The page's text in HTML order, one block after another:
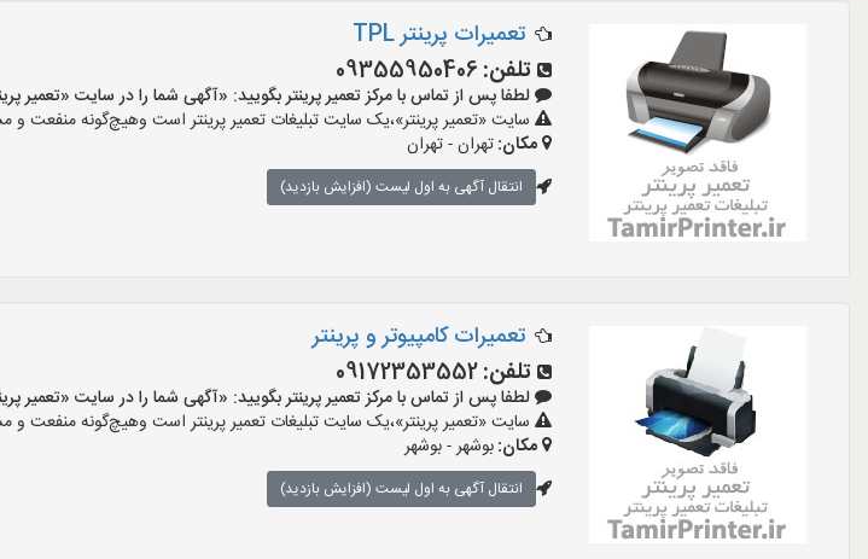
تعمیرات پرینتر TPL
تلفن: 09355950406
لطفا پس از تماس با مرکز تعمیر پرینتر بگویید: «آگهی شما را در سایت «تعمیر پرینتر» دیده ام
سایت «تعمیر پرینتر»،یک سایت تبلیغات تعمیر پرینتر است وهیچ‌گونه منفعت و
مکان:تهران - تهران
انتقال آگهی به اول لیست (افزایش بازدید)
تعمیرات کامپیوتر و پرینتر
تلفن:09172353552
لطفا پس از تماس با مرکز تعمیر پرینتر بگویید: «آگهی شما را در سایت «تعمیر پرینتر» دیده ام
سایت «تعمیر پرینتر»،یک سایت تبلیغات تعمیر پرینتر است وهیچ‌گونه منفعت و
مکان:بوشهر - بوشهر
انتقال آگهی به اول لیست (افزایش بازدید)